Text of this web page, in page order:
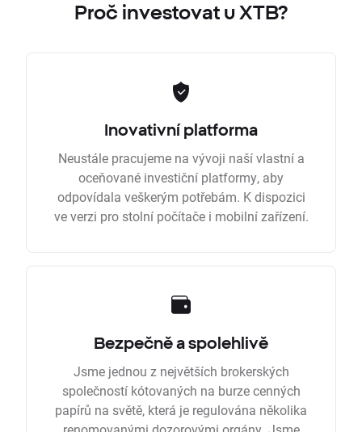
Proč investovat u XTB?
Inovativní platforma
Neustále pracujeme na vývoji naší vlastní a
oceňované investiční platformy, aby
odpovídala veškerým potřebám. K dispozici
ve verzi pro stolní počítače i mobilní zařízení.
Bezpečně a spolehlivě
Jsme jednou z největších brokerských
společností kótovaných na burze cenných
papírů na světě, která je regulována několika